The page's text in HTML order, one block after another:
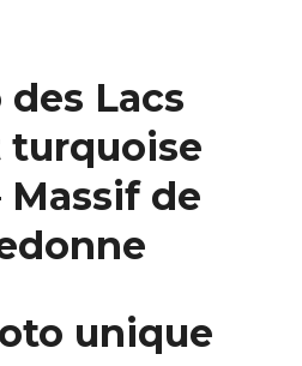
Lacs
turquoise
Massif de
unique